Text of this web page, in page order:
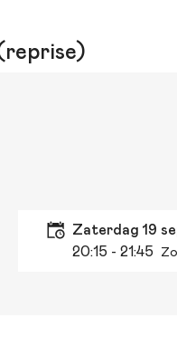
zaterdag 19
20:15 - 21:45